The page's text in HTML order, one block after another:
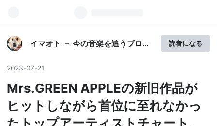
イマオト － 今の音楽を追うブログ
読者になる
2023-07-21
Mrs.GREEN APPLEの新旧作品が
ヒットしながら首位に至れなかっ
たトップアーティストチャート、